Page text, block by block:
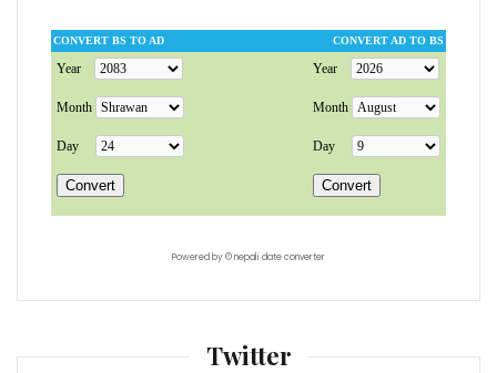
Powered by ©nepali date converter
Twitter